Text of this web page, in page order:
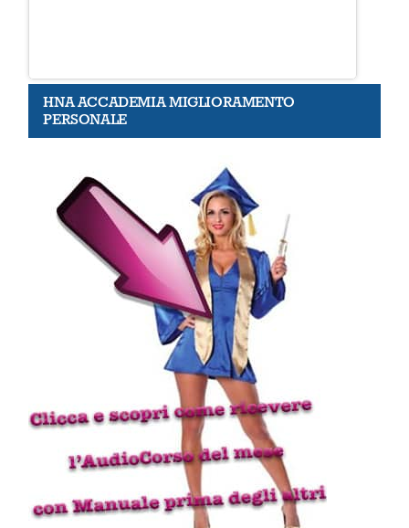
HNA ACCADEMIA MIGLIORAMENTO
PERSONALE